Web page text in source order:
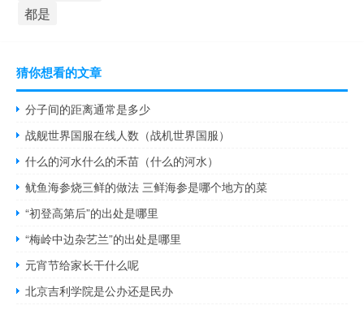
都是
猜你想看的文章
分子间的距离通常是多少
战舰世界国服在线人数（战机世界国服）
什么的河水什么的禾苗（什么的河水）
鱿鱼海参烧三鲜的做法 三鲜海参是哪个地方的菜
“初登高第后”的出处是哪里
“梅岭中边杂艺兰”的出处是哪里
元宵节给家长干什么呢
北京吉利学院是公办还是民办